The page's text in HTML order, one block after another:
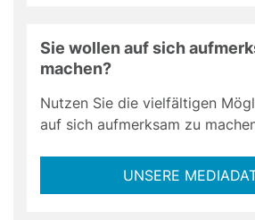
Sie wollen auf sich
machen?
Nutzen Sie die vielfältigen
auf sich aufmerksam zu
UNSERE